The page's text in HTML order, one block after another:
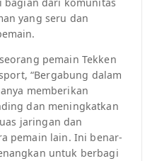
yang seru dan
pemain Tekken
“Bergabung dalam
memberikan
dan meningkatkan
jaringan dan
pemain lain. Ini benar-
untuk berbagi